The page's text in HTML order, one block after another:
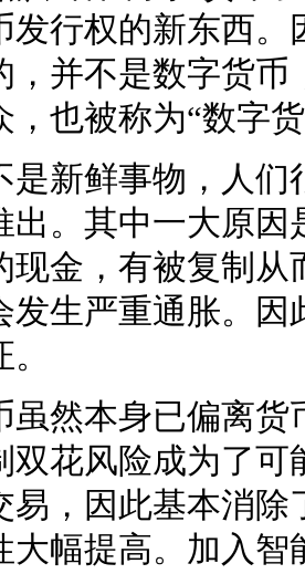
发行权的新东西
，并不是数字货
，也被称为“数字
是新鲜事物，人
出。其中一大原
现金，有被复制
发生严重通胀。
虽然本身已偏离
双花风险成为了
易，因此基本消
大幅提高。加入